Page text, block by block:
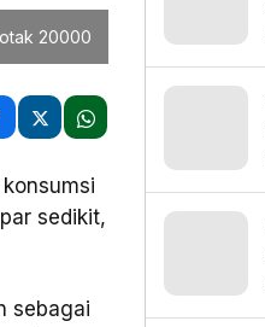
20000
sedikit,
sebagai